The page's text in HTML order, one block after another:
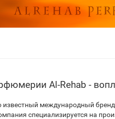
Al-Rehab -
известный международный
специализируется на